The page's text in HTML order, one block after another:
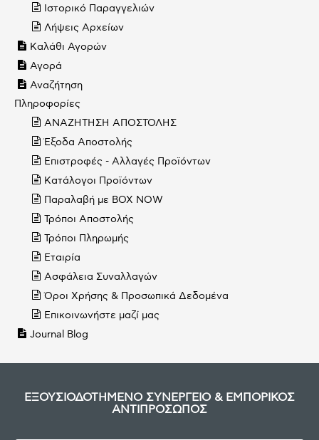
Ιστορικό Παραγγελιών
Λήψεις Αρχείων
Καλάθι Αγορών
Αγορά
Αναζήτηση
Πληροφορίες
ΑΝΑΖΗΤΗΣΗ ΑΠΟΣΤΟΛΗΣ
Έξοδα Αποστολής
Επιστροφές - Αλλαγές Προϊόντων
Κατάλογοι Προϊόντων
Παραλαβή με BOX NOW
Τρόποι Αποστολής
Τρόποι Πληρωμής
Εταιρία
Ασφάλεια Συναλλαγών
Όροι Χρήσης & Προσωπικά Δεδομένα
Επικοινωνήστε μαζί μας
Journal Blog
ΕΞΟΥΣΙΟΔΟΤΗΜΕΝΟ ΣΥΝΕΡΓΕΙΟ & ΕΜΠΟΡΙΚΟΣ
ΑΝΤΙΠΡΟΣΩΠΟΣ